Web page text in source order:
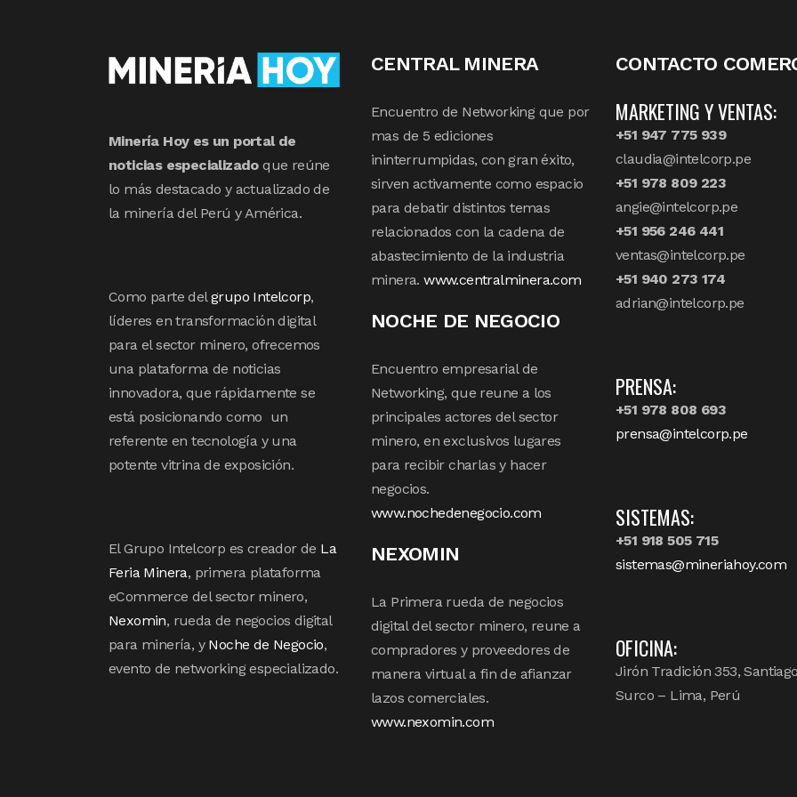
Minería Hoy es un portal de
noticias especializadoque reúne
lo más destacado y actualizado de
la minería del Perú y América.
Como parte delgrupo Intelcorp,
líderes en transformación digital
para el sector minero, ofrecemos
una plataforma de noticias
innovadora, que rápidamente se
está posicionando como un
referente en tecnología y una
potente vitrina de exposición.
El Grupo Intelcorp es creador de La
Feria Minera, primera plataforma
eCommerce del sector minero,
Nexomin, rueda de negocios digital
para minería, y Noche de Negocio,
evento de networking especializado.
CENTRAL MINERA
Encuentro de Networking que por
mas de 5 ediciones
ininterrumpidas, con gran éxito,
sirven activamente como espacio
para debatir distintos temas
relacionados con la cadena de
abastecimiento de la industria
minera.www.centralminera.com
NOCHE DE NEGOCIO
Encuentro empresarial de
Networking, que reune a los
principales actores del sector
minero, en exclusivos lugares
para recibir charlas y hacer
negocios.
www.nochedenegocio.com
NEXOMIN
La Primera rueda de negocios
digital del sector minero, reune a
compradores y proveedores de
manera virtual a fin de afianzar
lazos comerciales.
www.nexomin.com
CONTACTO
MARKETING Y VENTAS:
+51 947 775 939
claudia@intelcorp.pe
+51 978 809 223
angie@intelcorp.pe
+51 956 246 441
ventas@intelcorp.pe
+51 940 273 174
adrian@intelcorp.pe
PRENSA:
+51 978 808 693
prensa@intelcorp.pe
SISTEMAS:
+51 918 505 715
sistemas@mineriahoy.com
OFICINA:
Jirón Tradición 353,
Surco – Lima, Perú